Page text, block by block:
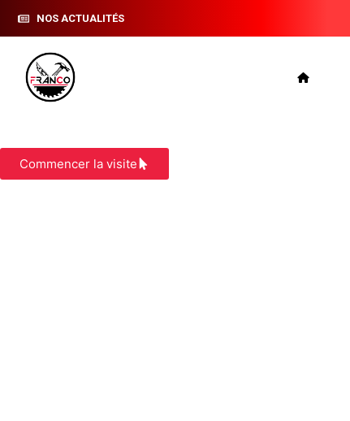
NOS ACTUALITÉS
Commencer la visite